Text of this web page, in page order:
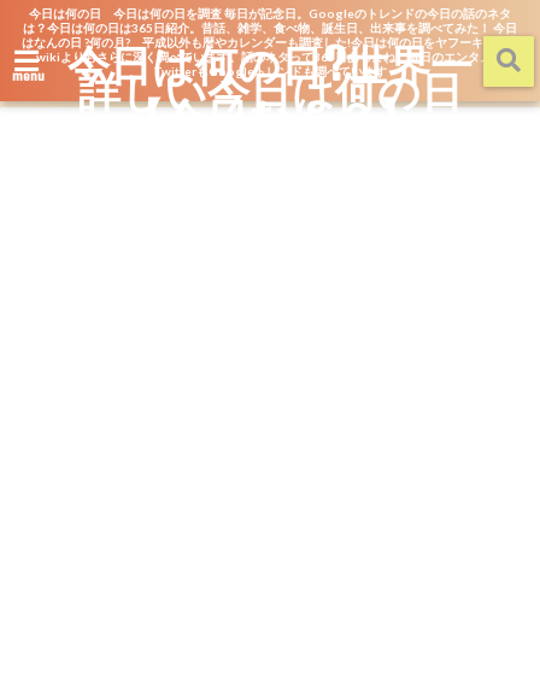
今日は何の日 今日は何の日を調査 毎日が記念日。Googleのトレンドの今日の話のネタ
は？今日は何の日は365日紹介。昔話、雑学、食べ物、誕生日、出来事を調べてみた！ 今日
はなんの日 ?何の月? 平成以外も暦やカレンダーも調査した!今日は何の日をヤフーキッズや
wikiよりもさらに深く調べています。話のネタって365日あるよね。毎日のエンタメを
TwitterもGoogleトレンドも調べています
menu 今日は何の日?世界一
詳しい今日は何の日
【今日なん？】